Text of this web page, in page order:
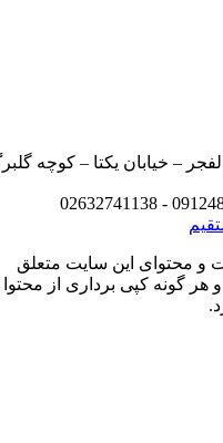
اين سایت متعلق
کپی برداری از محتوا و